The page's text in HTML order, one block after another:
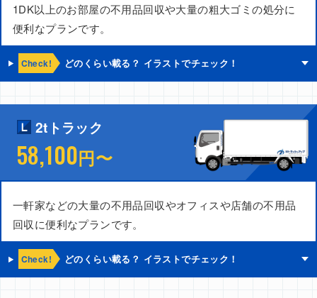
1DK以上のお部屋の不用品回収や大量の粗大ゴミの処分に
便利なプランです。
Check! どのくらい載る？ イラストでチェック！
2tトラック
58,100円〜
一軒家などの大量の不用品回収やオフィスや店舗の不用品
回収に便利なプランです。
Check! どのくらい載る？ イラストでチェック！